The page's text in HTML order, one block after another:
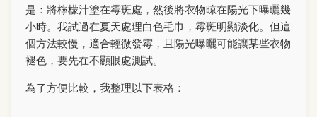
是：將檸檬汁塗在霉斑處，然後將衣物晾在陽光下曝曬幾
小時。我試過在夏天處理白色毛巾，霉斑明顯淡化。但這
個方法較慢，適合輕微發霉，且陽光曝曬可能讓某些衣物
褪色，要先在不顯眼處測試。
為了方便比較，我整理以下表格：